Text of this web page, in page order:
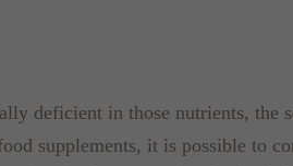
deficient in those nutrients,
supplements, it is possible to